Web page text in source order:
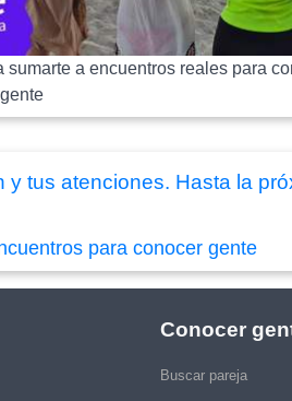
a encuentros reales para
gente
tus atenciones. Hasta la
para conocer gente
Conocer
Buscar pareja